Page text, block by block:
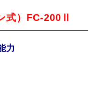
式）FC-200Ⅱ
力